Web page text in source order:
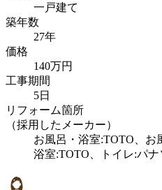
一戸建て
築年数
27年
価格
140万円
工事期間
5日
リフォーム箇所
（採用したメーカー）
お風呂・浴室:TOTO、お
浴室:TOTO、トイレ:パナ